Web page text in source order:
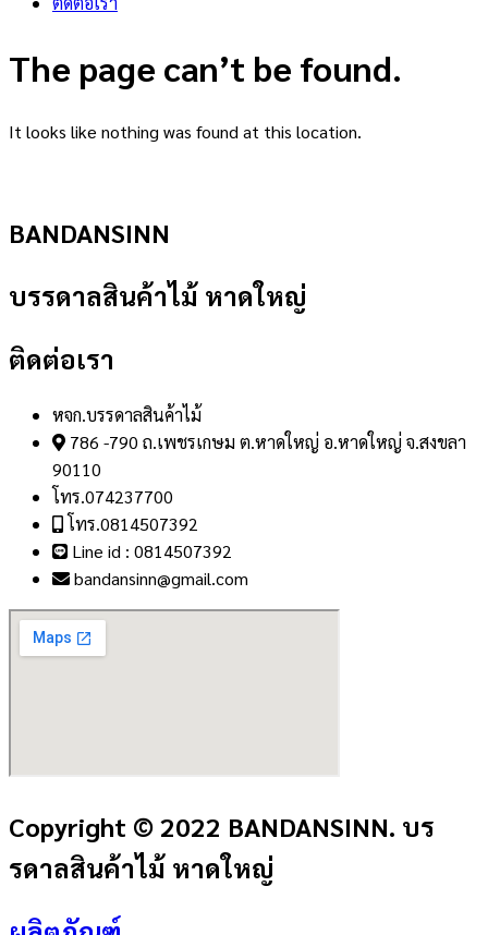
The page can’t be found.
It looks like nothing was found at this location.
BANDANSINN
บรรดาลสินค้าไม้ หาดใหญ่
ติดต่อเรา
หจก.บรรดาลสินค้าไม้
786 -790 ถ.เพชรเกษม ต.หาดใหญ่ อ.หาดใหญ่ จ.สงขลา
90110
โทร.074237700
โทร.0814507392
Line id : 0814507392
bandansinn@gmail.com
Copyright © 2022 BANDANSINN. บร
รดาลสินค้าไม้ หาดใหญ่